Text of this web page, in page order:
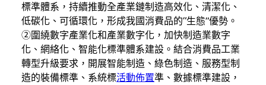
標準體系，持續推動全產業鏈制造高效化、清潔化、
低碳化、可循環化，形成我國消費品的“生態”優勢。
②圍繞數字產業化和產業數字化，加快制造業數字
化、網絡化、智能化標準體系建設。結合消費品工業
轉型升級要求，開展智能制造、綠色制造、服務型制
造的裝備標準、系統標活動佈置準、數據標準建設，